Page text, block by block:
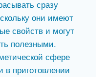
сразу
они имеют
свойств и могут
полезными.
сфере
в приготовлении